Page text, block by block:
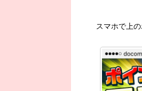
スマホで上